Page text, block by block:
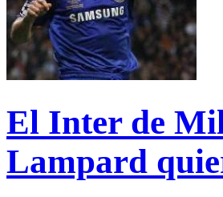
El Inter de
Lampard